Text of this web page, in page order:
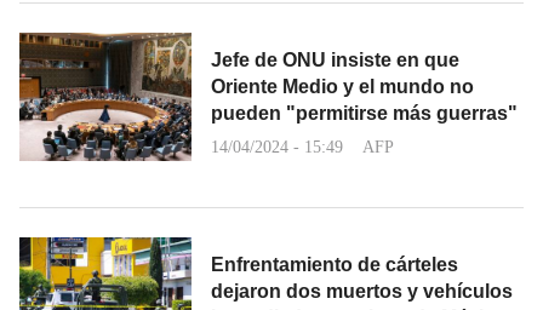
Jefe de ONU insiste en que
Oriente Medio y el mundo no
pueden "permitirse más guerras"
14/04/2024 - 15:49 AFP
Enfrentamiento de cárteles
dejaron dos muertos y vehículos